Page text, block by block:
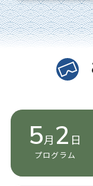
5月 2 日
プログラム